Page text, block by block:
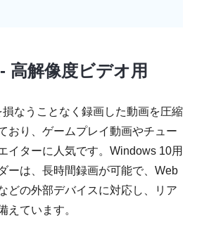
高解像度ビデオ用
なうことなく録画した動画を圧縮
おり、ゲームプレイ動画やチュー
イターに人気です。Windows 10用
ーは、長時間録画が可能で、Web
どの外部デバイスに対応し、リア
えています。